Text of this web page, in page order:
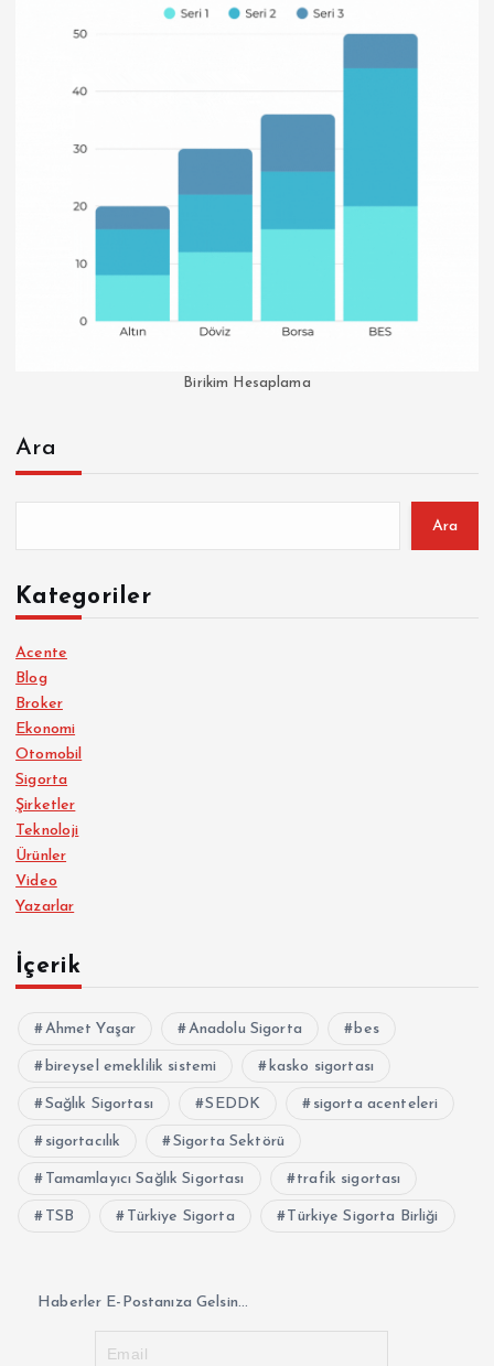
Birikim Hesaplama
Ara
Ara
Kategoriler
Acente
Blog
Broker
Ekonomi
Otomobil
Sigorta
Şirketler
Teknoloji
Ürünler
Video
Yazarlar
İçerik
Ahmet Yaşar Anadolu Sigorta bes
bireysel emeklilik sistemi kasko sigortası
Sağlık Sigortası SEDDK sigorta acenteleri
sigortacılık Sigorta Sektörü
Tamamlayıcı Sağlık Sigortası trafik sigortası
TSB Türkiye Sigorta Türkiye Sigorta Birliği
Haberler E-Postanıza Gelsin...